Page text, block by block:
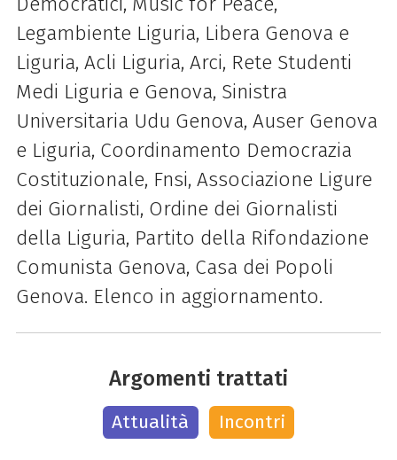
Legambiente Liguria, Libera Genova e
Liguria, Acli Liguria, Arci, Rete Studenti
Medi Liguria e Genova, Sinistra
Universitaria Udu Genova, Auser Genova
e Liguria, Coordinamento Democrazia
Costituzionale, Fnsi, Associazione Ligure
dei Giornalisti, Ordine dei Giornalisti
della Liguria, Partito della Rifondazione
Comunista Genova, Casa dei Popoli
Genova. Elenco in aggiornamento.
Argomenti trattati
Attualità Incontri